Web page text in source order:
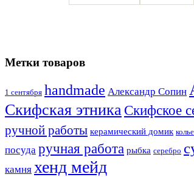
Метки товаров
1 сентября handmade Александр Сопин
Скифская этника Скифское
ручной работы керамический домик колье
посуда ручная работа рыбка серебро
камня хенд мейд